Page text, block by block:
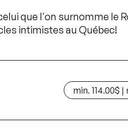
que l'on surnomme le
intimistes au Québec!
min. 114.00$ |